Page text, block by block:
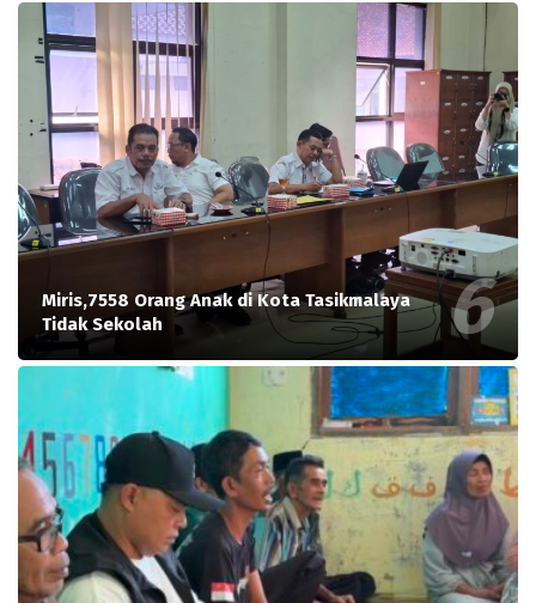
Miris,7558 Orang Anak di Kota Tasikmalaya
Tidak Sekolah